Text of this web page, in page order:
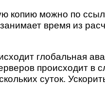
копию можно по
время из
глобальная
происходит в
суток.